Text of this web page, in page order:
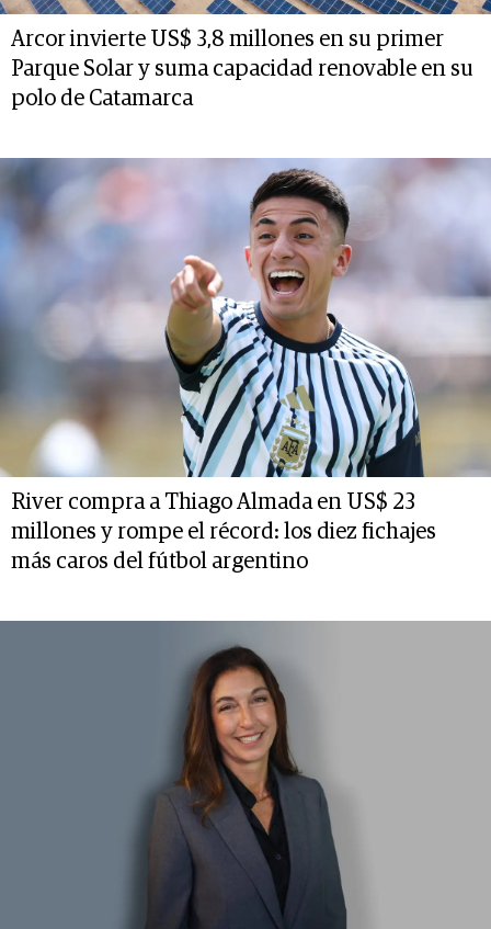
Arcor invierte US$ 3,8 millones en su primer
Parque Solar y suma capacidad renovable en su
polo de Catamarca
River compra a Thiago Almada en US$ 23
millones y rompe el récord: los diez fichajes
más caros del fútbol argentino